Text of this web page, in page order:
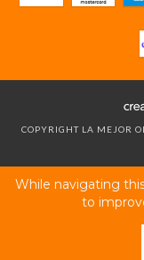
While navigating
to
COPYRIGHT LA MEJOR